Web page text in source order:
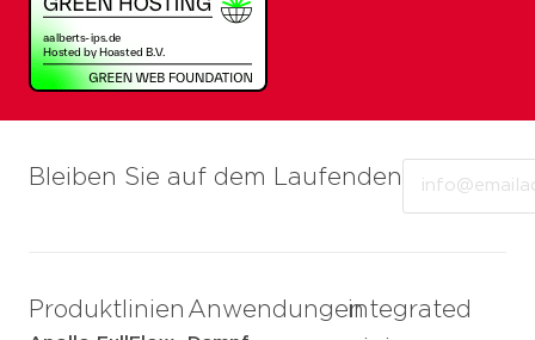
Bleiben Sie auf dem Laufenden
Produktlinien Anwendungenintegrated